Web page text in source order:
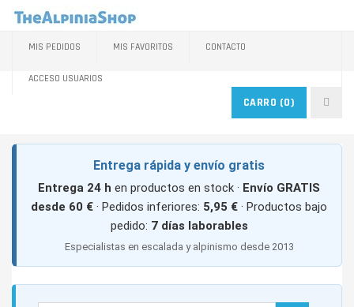
MIS PEDIDOS MIS FAVORITOS CONTACTO
ACCESO USUARIOS
CARRO (0)
Entrega rápida y envío gratis
Entrega 24 h en productos en stock · Envío GRATIS
desde 60 € · Pedidos inferiores: 5,95 € · Productos bajo
pedido: 7 días laborables
Especialistas en escalada y alpinismo desde 2013